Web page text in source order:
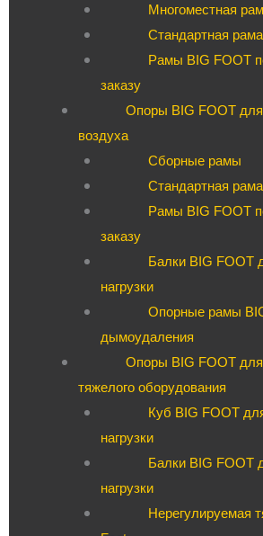
Многоместная
Стандартная
Рамы BIG FOOT
заказу
Опоры BIG FOOT для
воздуха
Сборные рамы
Стандартная
Рамы BIG FOOT
заказу
Балки BIG FOOT
нагрузки
Опорные рамы
дымоудаления
Опоры BIG FOOT
тяжелого оборудования
Куб BIG FOOT
нагрузки
Балки BIG FOOT
нагрузки
Нерегулируемая